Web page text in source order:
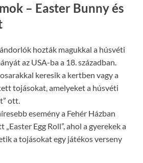
– Easter Bunny és
hozták magukkal a húsvéti
az USA-ba a 18. században.
keresik a kertben vagy a
tojásokat, amelyeket a húsvéti
ott.
esemény a Fehér Házban
„Easter Egg Roll”, ahol a gyerekek a
a tojásokat egy játékos verseny